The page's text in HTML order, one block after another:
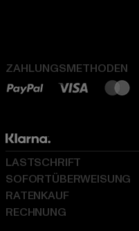
ZAHLUNGSMETHODEN
LASTSCHRIFT
SOFORTÜBERWEISUNG
RATENKAUF
RECHNUNG